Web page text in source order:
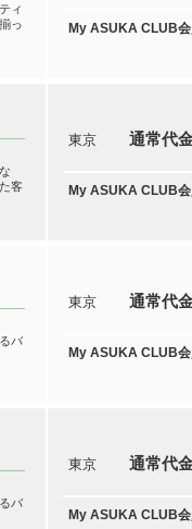
ィ
っ
My ASUKA CLUB
客
東京 通常代
My ASUKA CLUB
バ
東京 通常代
My ASUKA CLUB
バ
東京 通常代
My ASUKA CLUB